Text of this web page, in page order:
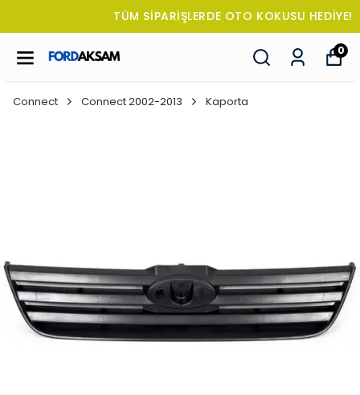
TÜM SİPARİŞLERDE OTO KOKUSU HEDİYE!
0
Connect Connect 2002-2013 Kaporta